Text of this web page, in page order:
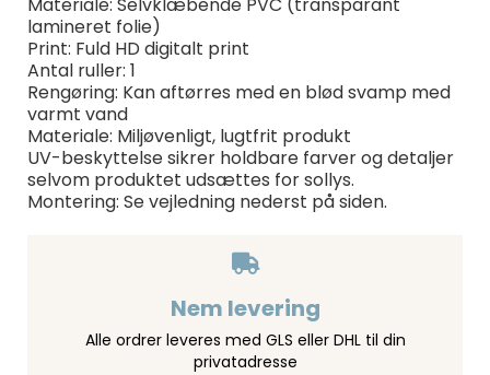
lamineret folie)
Print: Fuld HD digitalt print
Antal ruller: 1
Rengøring: Kan aftørres med en blød svamp med
varmt vand
Materiale: Miljøvenligt, lugtfrit produkt
UV-beskyttelse sikrer holdbare farver og detaljer
selvom produktet udsættes for sollys.
Montering: Se vejledning nederst på siden.
Nem levering
Alle ordrer leveres med GLS eller DHL til din
privatadresse